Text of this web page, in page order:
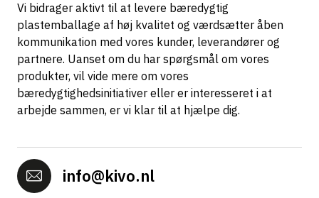
Vi bidrager aktivt til at levere bæredygtig
plastemballage af høj kvalitet og værdsætter åben
kommunikation med vores kunder, leverandører og
partnere. Uanset om du har spørgsmål om vores
produkter, vil vide mere om vores
bæredygtighedsinitiativer eller er interesseret i at
arbejde sammen, er vi klar til at hjælpe dig.
info@kivo.nl